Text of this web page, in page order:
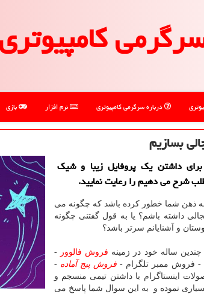
كامپیوتری
درباره سرگرمی كامپیوتری نرم افزار بازی
بسازیم
برای داشتن یك پروفایل زیبا و شیك
شرح می دهیم را رعایت نمایید.
به ذهن شما خطور کرده باشد که چگونه می
داشته باشم؟ یا به قول گفتنی چگونه
و آشنایانم سرتر باشد؟
ساله خود در زمینه فروش فالوور -
فروش ممبر تلگرام - فروش پیج آماده -
اینستاگرام با داشتن تیمی منسجم و
بسیاری نموده و به این سوال شما پاسخ می